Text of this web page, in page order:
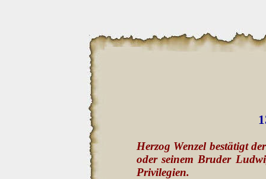
Herzog Wenzel bestätigt
oder seinem Bruder
Privilegien.